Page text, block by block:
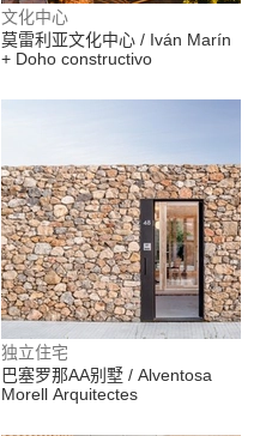
文化中心
莫雷利亚文化中心 / Iván Marín
+ Doho constructivo
独立住宅
巴塞罗那AA别墅 / Alventosa
Morell Arquitectes